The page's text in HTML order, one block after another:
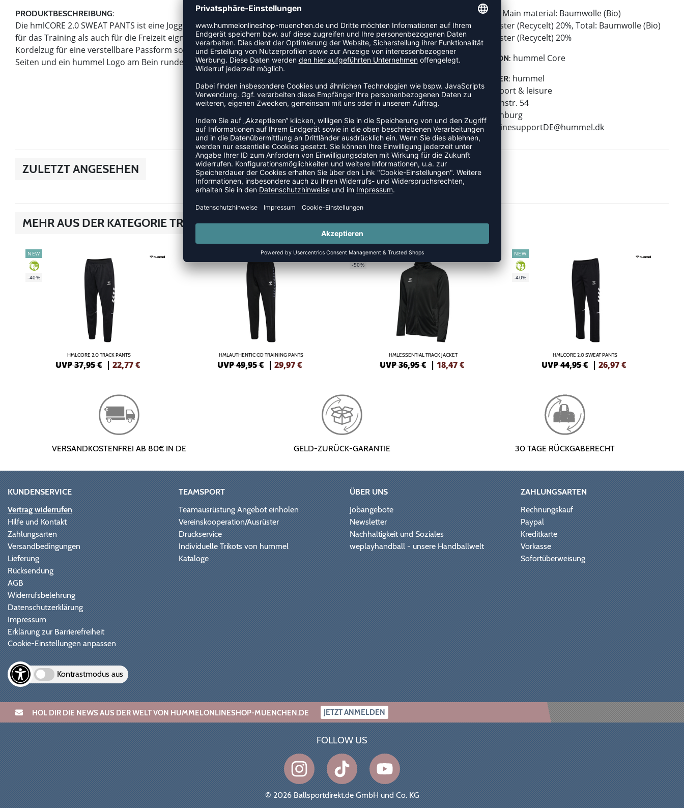
PRODUKTBESCHREIBUNG:
Die hmlCORE 2.0 SWEAT PANTS ist eine Jogginghose aus einem weichen und bequemen Material, die sich sowohl
für das Training als auch für die Freizeit eignet. Sie verfügt über einen elastischen Bund mit innenliegendem
Kordelzug für eine verstellbare Passform sowie gerade Beine mit Knöchelöffnungen. hummel Chevrons an den
Seiten und ein hummel Logo am Bein runden das Design ab.
MATERIAL:
Main material: Baumwolle (Bio)
80%,Polyester (Recycelt) 20%, Total: Baumwolle (Bio)
80%,Polyester (Recycelt) 20%
KOLLEKTION: hummel Core
HERSTELLER: hummel
hummel sport & leisure
Leverkusenstr. 54
22761 Hamburg
E-Mail:
onlinesupportDE@hummel.dk
ZULETZT ANGESEHEN
MEHR AUS DER KATEGORIE TRAININGSANZÜGE
NEW
GREEN
-40%
HMLCORE 2.0 TRACK PANTS
UVP 37,95 € | 22,77€
HMLAUTHENTIC CO TRAINING PANTS
UVP 49,95 € |29,97€
SALE
-50%
HMLESSENTIAL TRACK JACKET
UVP 36,95 € | 18,47€
NEW
GREEN
-40%
HMLCORE 2.0 SWEAT PANTS
UVP 44,95 € |26,97€
VERSANDKOSTENFREI AB 80€ IN DE GELD-ZURÜCK-GARANTIE 30 TAGE RÜCKGABERECHT
KUNDENSERVICE
Vertrag widerrufen
Hilfe und Kontakt
Zahlungsarten
Versandbedingungen
Lieferung
Rücksendung
AGB
Widerrufsbelehrung
Datenschutzerklärung
Impressum
Erklärung zur Barrierefreiheit
Cookie-Einstellungen anpassen
Kontrastmodus aus
TEAMSPORT
Teamausrüstung Angebot einholen
Vereinskooperation/Ausrüster
Druckservice
Individuelle Trikots von hummel
Kataloge
ÜBER UNS
Jobangebote
Newsletter
Nachhaltigkeit und Soziales
weplayhandball - unsere Handballwelt
ZAHLUNGSARTEN
Rechnungskauf
Paypal
Kreditkarte
Vorkasse
Sofortüberweisung
HOL DIR DIE NEWS AUS DER WELT VON HUMMELONLINESHOP-MUENCHEN.DE JETZT ANMELDEN
FOLLOW US
© 2026 Ballsportdirekt.de GmbH und Co. KG